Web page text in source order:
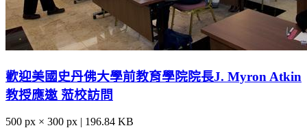
歡迎美國史丹佛大學前教育學院院長J. Myron Atkin
教授應邀 蒞校訪問
500 px × 300 px | 196.84 KB